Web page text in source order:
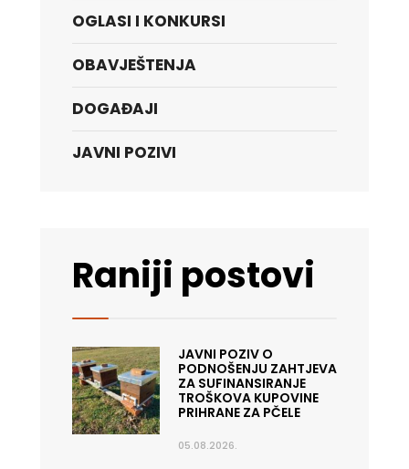
OGLASI I KONKURSI
OBAVJEŠTENJA
DOGAĐAJI
JAVNI POZIVI
Raniji postovi
JAVNI POZIV O
PODNOŠENJU ZAHTJEVA
ZA SUFINANSIRANJE
TROŠKOVA KUPOVINE
PRIHRANE ZA PČELE
05.08.2026.